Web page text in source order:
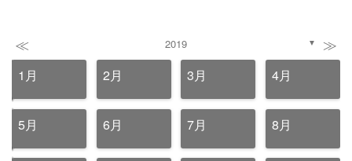
≪ 2019 ▼ ≫
1月 2月 3月 4月
5月 6月 7月 8月